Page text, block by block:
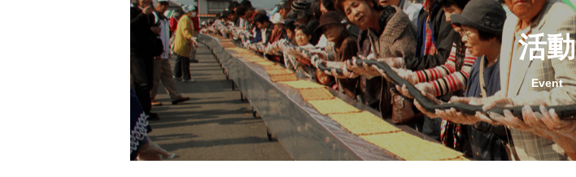
活動
Event